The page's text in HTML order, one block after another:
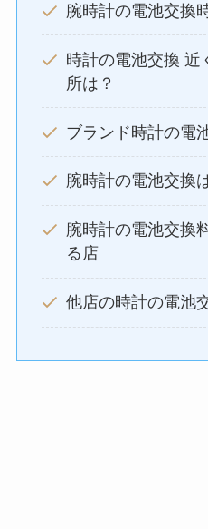
腕時計の電池交換
時計の電池交換 近
所は？
ブランド時計の電
腕時計の電池交換
腕時計の電池交換
る店
他店の時計の電池